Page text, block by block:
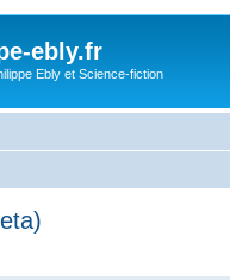
ebly.fr
Ebly et Science-fiction